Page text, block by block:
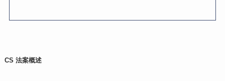
CS 法案概述